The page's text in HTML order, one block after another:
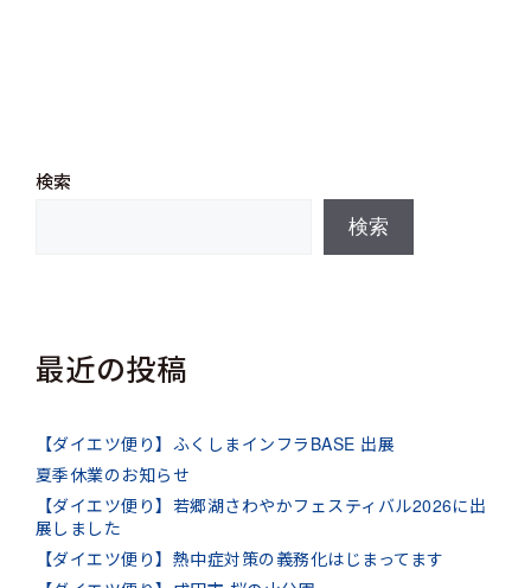
検索
検索
最近の投稿
【ダイエツ便り】ふくしまインフラBASE 出展
夏季休業のお知らせ
【ダイエツ便り】若郷湖さわやかフェスティバル2026に出
展しました
【ダイエツ便り】熱中症対策の義務化はじまってます